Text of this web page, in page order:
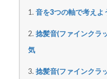
音を3つの軸で考えよ
捻髪音(ファインクラ
気
捻髪音(ファインクラ